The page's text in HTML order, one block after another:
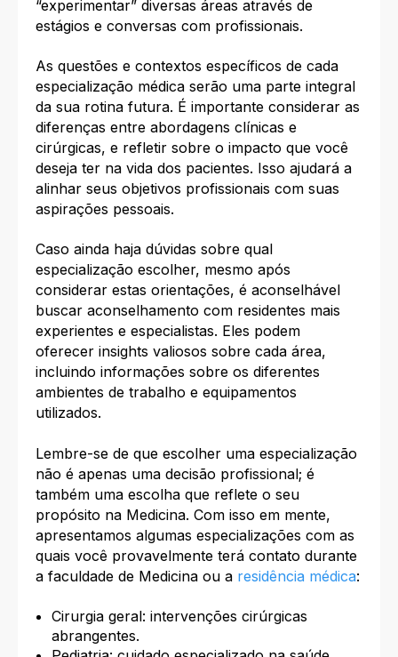
“experimentar” diversas áreas através de
estágios e conversas com profissionais.
As questões e contextos específicos de cada
especialização médica serão uma parte integral
da sua rotina futura. É importante considerar as
diferenças entre abordagens clínicas e
cirúrgicas, e refletir sobre o impacto que você
deseja ter na vida dos pacientes. Isso ajudará a
alinhar seus objetivos profissionais com suas
aspirações pessoais.
Caso ainda haja dúvidas sobre qual
especialização escolher, mesmo após
considerar estas orientações, é aconselhável
buscar aconselhamento com residentes mais
experientes e especialistas. Eles podem
oferecer insights valiosos sobre cada área,
incluindo informações sobre os diferentes
ambientes de trabalho e equipamentos
utilizados.
Lembre-se de que escolher uma especialização
não é apenas uma decisão profissional; é
também uma escolha que reflete o seu
propósito na Medicina. Com isso em mente,
apresentamos algumas especializações com as
quais você provavelmente terá contato durante
a faculdade de Medicina ou a residência médica:
Cirurgia geral: intervenções cirúrgicas
abrangentes.